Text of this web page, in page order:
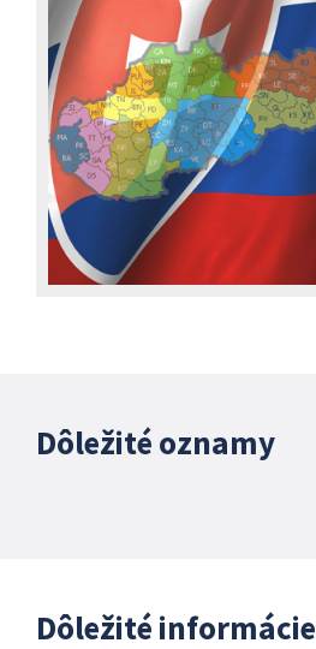
Dôležité oznamy
Dôležité informácie